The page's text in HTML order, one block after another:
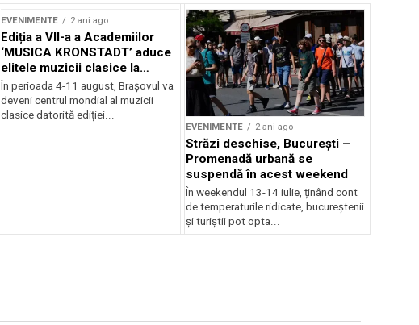
EVENIMENTE 2 ani ago
Ediția a VII-a a Academiilor
‘MUSICA KRONSTADT’ aduce
elitele muzicii clasice la
Brașov
În perioada 4-11 august, Brașovul va
deveni centrul mondial al muzicii
clasice datorită ediției...
EVENIMENTE 2 ani ago
Străzi deschise, București –
Promenadă urbană se
suspendă în acest weekend
În weekendul 13-14 iulie, ținând cont
de temperaturile ridicate, bucureștenii
și turiștii pot opta...